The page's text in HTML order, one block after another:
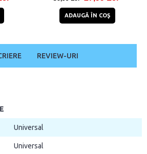
ADAUGĂ ÎN COŞ
REVIEW-URI
Universal
Universal